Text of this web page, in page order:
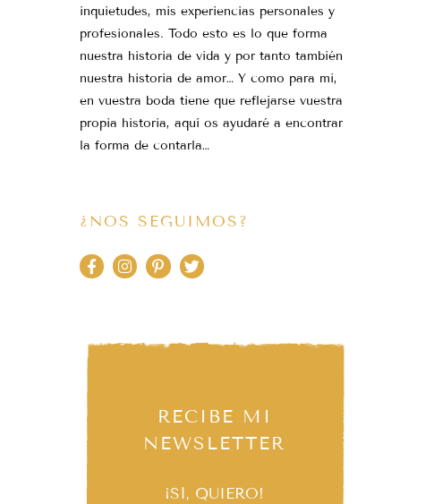
inquietudes, mis experiencias personales y
profesionales. Todo esto es lo que forma
nuestra historia de vida y por tanto también
nuestra historia de amor… Y como para mi,
en vuestra boda tiene que reflejarse vuestra
propia historia, aquí os ayudaré a encontrar
la forma de contarla…
¿NOS SEGUIMOS?
RECIBE MI
NEWSLETTER
¡SÍ, QUIERO!